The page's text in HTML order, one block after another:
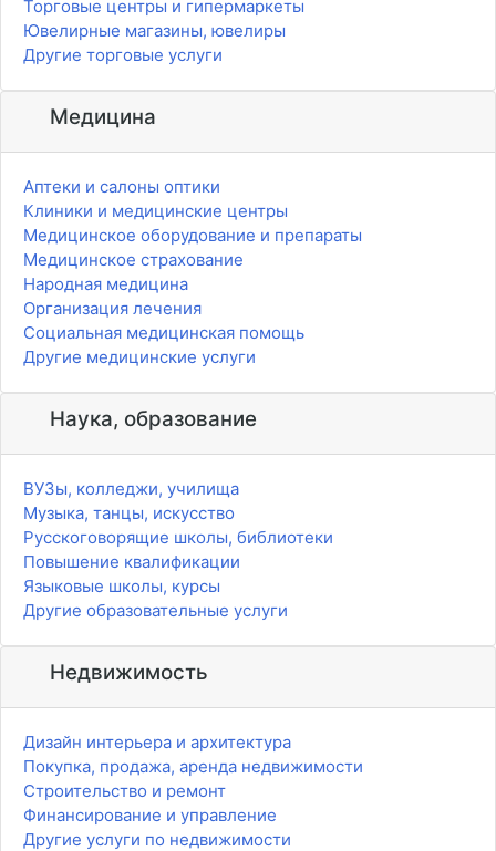
Торговые центры и гипермаркеты
Ювелирные магазины, ювелиры
Другие торговые услуги
Медицина
Аптеки и салоны оптики
Клиники и медицинские центры
Медицинское оборудование и препараты
Медицинское страхование
Народная медицина
Организация лечения
Социальная медицинская помощь
Другие медицинские услуги
Наука, образование
ВУЗы, колледжи, училища
Музыка, танцы, искусство
Русскоговорящие школы, библиотеки
Повышение квалификации
Языковые школы, курсы
Другие образовательные услуги
Недвижимость
Дизайн интерьера и архитектура
Покупка, продажа, аренда недвижимости
Строительство и ремонт
Финансирование и управление
Другие услуги по недвижимости